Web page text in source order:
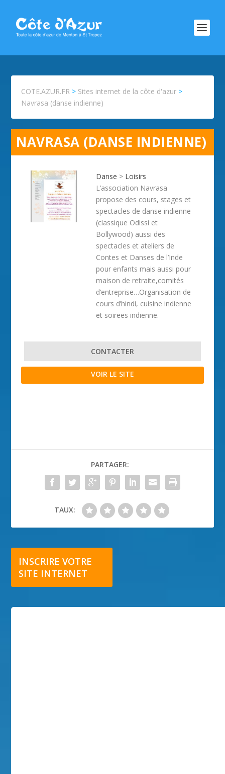
COTE.AZUR.FR > Sites internet de la côte d'azur >
Navrasa (danse indienne)
NAVRASA (DANSE INDIENNE)
Danse > Loisirs
L’association Navrasa
propose des cours, stages et
spectacles de danse indienne
(classique Odissi et
Bollywood) aussi des
spectacles et ateliers de
Contes et Danses de l’Inde
pour enfants mais aussi pour
maison de retraite,comités
d’entreprise…Organisation de
cours d’hindi, cuisine indienne
et soirees indienne.
CONTACTER
VOIR LE SITE
PARTAGER:
TAUX:
INSCRIRE VOTRE
SITE INTERNET